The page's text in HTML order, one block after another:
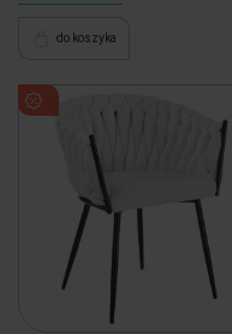
do koszyka